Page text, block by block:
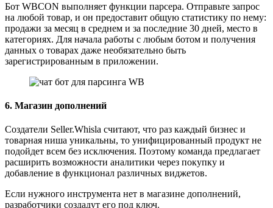
Бот WBCON выполняет функции парсера. Отправьте запрос
на любой товар, и он предоставит общую статистику по нему:
продажи за месяц в среднем и за последние 30 дней, место в
категориях. Для начала работы с любым ботом и получения
данных о товарах даже необязательно быть
зарегистрированным в приложении.
6. Магазин дополнений
Создатели Seller.Whisla считают, что раз каждый бизнес и
товарная ниша уникальны, то унифицированный продукт не
подойдет всем без исключения. Поэтому команда предлагает
расширить возможности аналитики через покупку и
добавление в функционал различных виджетов.
Если нужного инструмента нет в магазине дополнений,
разработчики создадут его под ключ.